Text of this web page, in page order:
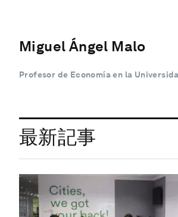
Miguel Ángel Malo
Profesor de Economía en la
最新記事